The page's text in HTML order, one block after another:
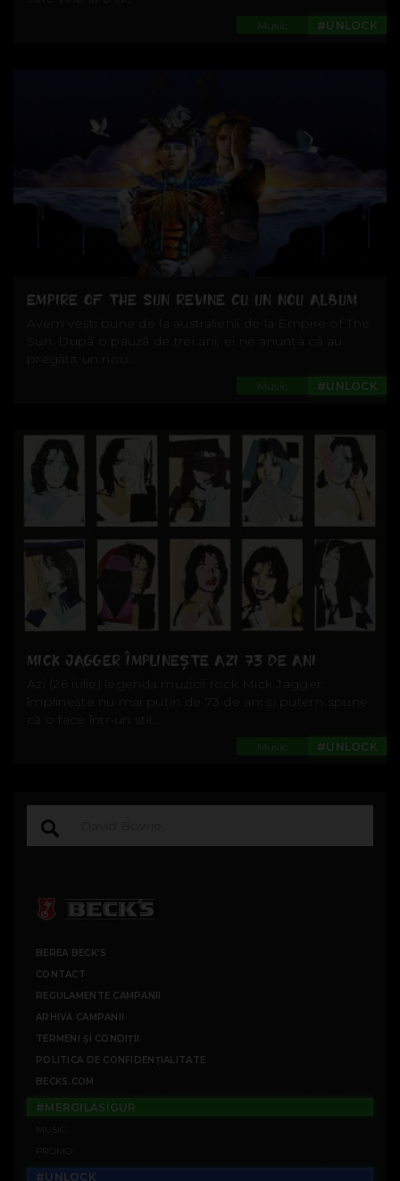
#UNLOCK
Music
EMPIRE OF THE SUN REVINE CU UN NOU ALBUM
Avem vești bune de la australienii de la Empire of The
Sun. După o pauză de trei ani, ei ne anunța că au
pregătit un nou...
#UNLOCK
Music
MICK JAGGER ÎMPLINEȘTE AZI 73 DE ANI
Azi (26 iulie) legenda muzicii rock Mick Jagger
împlinește nu mai puțin de 73 de ani și putem spune
că o face într-un stil...
#UNLOCK
Music
BEREA BECK'S
CONTACT
REGULAMENTE CAMPANII
ARHIVĂ CAMPANII
TERMENI ȘI CONDIȚII
POLITICA DE CONFIDENȚIALITATE
BECKS.COM
#MERGILASIGUR
#UNLOCK